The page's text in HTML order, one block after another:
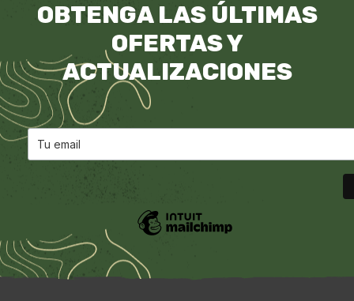
OBTENGA LAS ÚLTIMAS
OFERTAS Y
ACTUALIZACIONES